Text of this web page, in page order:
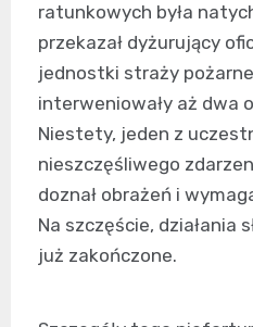
ratunkowych była
przekazał dyżurujący
jednostki straży
interweniowały aż dwa
Niestety, jeden z
nieszczęśliwego
doznał obrażeń i
Na szczęście, działania
już zakończone.